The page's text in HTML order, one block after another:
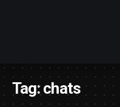
Tag:chats